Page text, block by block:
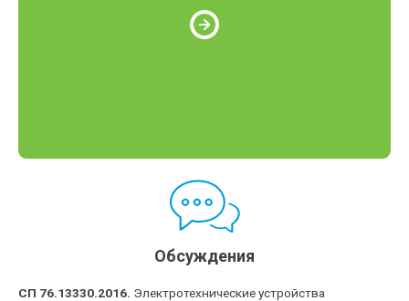
Обсуждения
СП 76.13330.2016. Электротехнические устройства